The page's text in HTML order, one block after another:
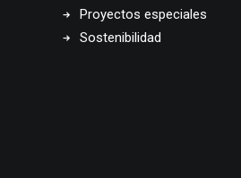
Proyectos especiales
Sostenibilidad